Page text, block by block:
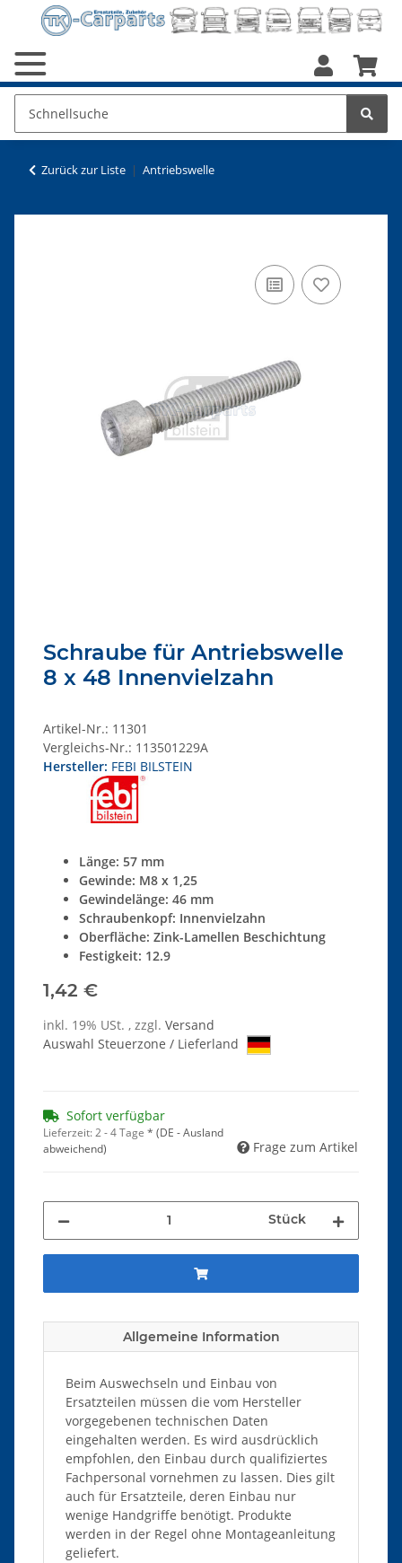
Zurück zur Liste Antriebswelle
Schraube für Antriebswelle
8 x 48 Innenvielzahn
Artikel-Nr.: 11301
Vergleichs-Nr.: 113501229A
Hersteller: FEBI BILSTEIN
Länge: 57 mm
Gewinde: M8 x 1,25
Gewindelänge: 46 mm
Schraubenkopf: Innenvielzahn
Oberfläche: Zink-Lamellen Beschichtung
Festigkeit: 12.9
1,42 €
inkl. 19% USt. , zzgl. Versand
Auswahl Steuerzone / Lieferland
Sofort verfügbar
Lieferzeit:2 - 4 Tage * (DE - Ausland
abweichend)
Frage zum Artikel
Stück
Allgemeine Information
Beim Auswechseln und Einbau von
Ersatzteilen müssen die vom Hersteller
vorgegebenen technischen Daten
eingehalten werden. Es wird ausdrücklich
empfohlen, den Einbau durch qualifiziertes
Fachpersonal vornehmen zu lassen. Dies gilt
auch für Ersatzteile, deren Einbau nur
wenige Handgriffe benötigt. Produkte
werden in der Regel ohne Montageanleitung
geliefert.